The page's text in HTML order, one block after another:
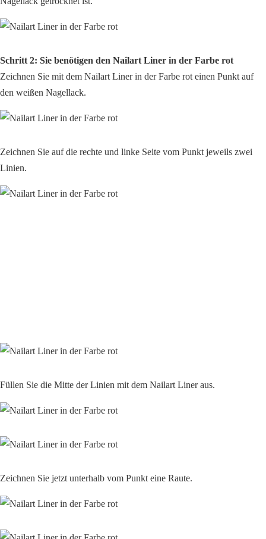
Schritt 2: Sie benötigen den Nailart Liner in der Farbe rot
Zeichnen Sie mit dem Nailart Liner in der Farbe rot einen Punkt auf
den weißen Nagellack.
Zeichnen Sie auf die rechte und linke Seite vom Punkt jeweils zwei
Linien.
Füllen Sie die Mitte der Linien mit dem Nailart Liner aus.
Zeichnen Sie jetzt unterhalb vom Punkt eine Raute.